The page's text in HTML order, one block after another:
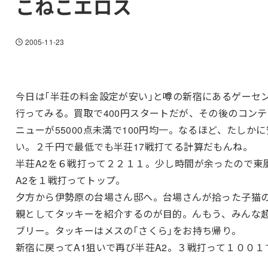
こねこエロス
2005-11-23
今日は｢半荘の料金設定が安い｣と噂の新宿にあるゲーセ
行ってみる。買取で400円スタートだが、その後のコン
ニューが55000点未満で100円均一。なるほど、たしか
い。２千円で最低でも半荘17戦打てる計算だもんね。
半荘A2を６戦打って２２１１。少し時間が余ったので東
A2を１戦打ってトップ。
夕方から伊勢原の台場さん邸へ。台場さんが拾った子猫
親としてタッキーを紹介するのが目的。んもう、みんな
ブリー。タッキーはメスの｢さくら｣をお持ち帰り。
新宿に戻ってA1狙いで再び半荘A2。３戦打って１００１